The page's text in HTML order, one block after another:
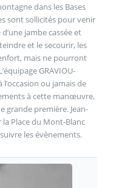
dans les Bases
sont sollicités pour venir
jambe cassée et
et le secourir, les
mais ne pourront
GRAVIOU-
l’occasion ou jamais de
à cette manœuvre,
grande première. Jean-
Place du Mont-Blanc
les évènements.